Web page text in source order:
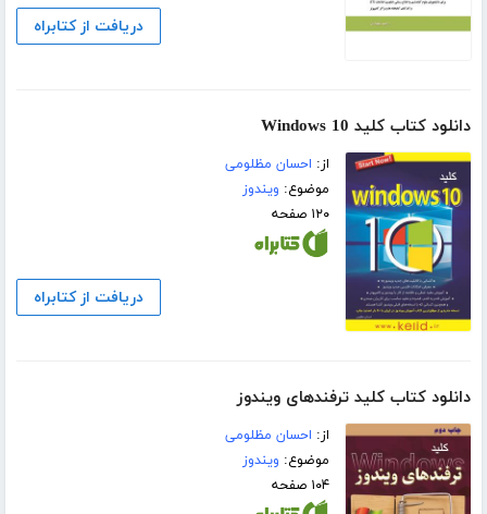
دریافت از کتابراه
دانلود کتاب کلید Windows 10
از: احسان مظلومی
موضوع: ویندوز
۱۲۰ صفحه
دریافت از کتابراه
دانلود کتاب کلید ترفندهای ویندوز
از: احسان مظلومی
موضوع: ویندوز
۱۰۴ صفحه